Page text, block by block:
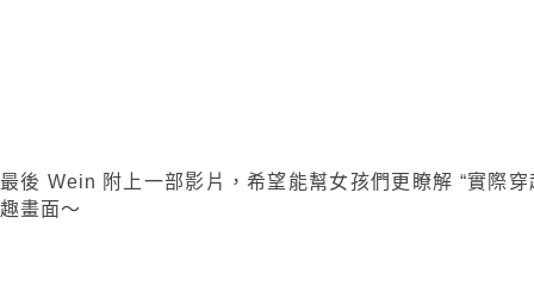
最後 Wein 附上一部影片，希望能幫女孩們更瞭解 “實際
趣畫面～